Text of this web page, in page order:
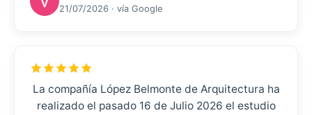
21/07/2026 · vía Google
La compañía López Belmonte de Arquitectura ha
realizado el pasado 16 de Julio 2026 el estudio